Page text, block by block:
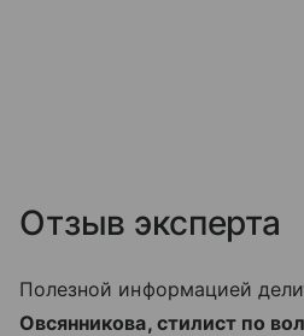
Отзыв эксперта
Полезной информацией
Овсянникова, стилист по